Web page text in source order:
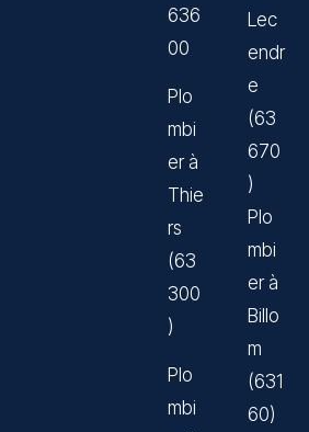
636
00
Plo
mbi
er à
Thie
rs
(63
300
)
Plo
mbi
Lec
endr
e
(63
670
)
Plo
mbi
er à
Billo
m
(631
60)